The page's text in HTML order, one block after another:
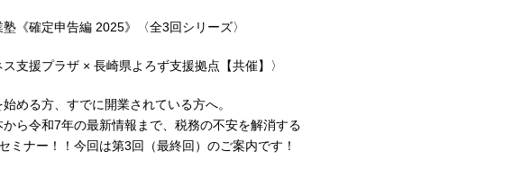
《確定申告編 2025》〈全3回シリーズ〉
ス支援プラザ × 長崎県よろず支援拠点【共催】〉
める方、すでに開業されている方へ。
ら令和7年の最新情報まで、税務の不安を解消する
ミナー！！今回は第3回（最終回）のご案内です！